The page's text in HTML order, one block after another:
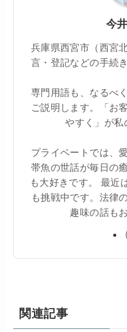
今
兵庫県西宮市（西宮
言・登記などの手続
専門用語も、なるべ
ご説明します。「お
やすく」が私
プライベートでは、
帯魚の世話が毎日の
も大好きです。 最近
も挑戦中です。法律
趣味の話も
関連記事